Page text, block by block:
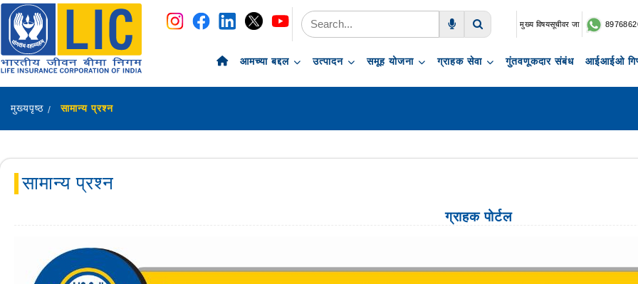
navigation
skip-to-content
मुख्य विषयसूचीवर जा
आमच्या बद्दल उत्पादन समूह योजना ग्राहक सेवा गुंतवणूकदार संबंध आईआईओ
मुख्यपृष्ठ सामान्य प्रश्न
सामान्य प्रश्न
ग्राहक पोर्टल